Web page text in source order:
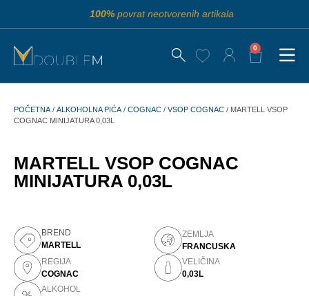
100%povrat neotvorenih artikala
0
POČETNA / ALKOHOLNA PIĆA / COGNAC / VSOP COGNAC / MARTELL VSOP
COGNAC MINIJATURA 0,03L
MARTELL VSOP COGNAC
MINIJATURA 0,03L
BREND
MARTELL
ZEMLJA
FRANCUSKA
REGIJA
COGNAC
VELIČINA
0,03L
ALKOHOL